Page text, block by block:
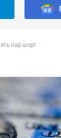
пар шорт ...